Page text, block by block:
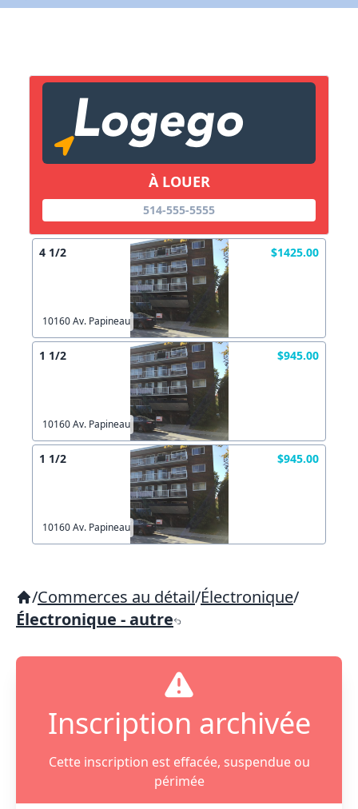
À LOUER
514-555-5555
4 1/2 $1425.00
10160 Av. Papineau
1 1/2 $945.00
10160 Av. Papineau
1 1/2 $945.00
10160 Av. Papineau
/Commerces au détail/Électronique/
Électronique - autre
Inscription archivée
Cette inscription est effacée, suspendue ou
périmée
Lien vers inscription (sera inclus dans courriel)
Copier lien
X Fermer
X Fermer